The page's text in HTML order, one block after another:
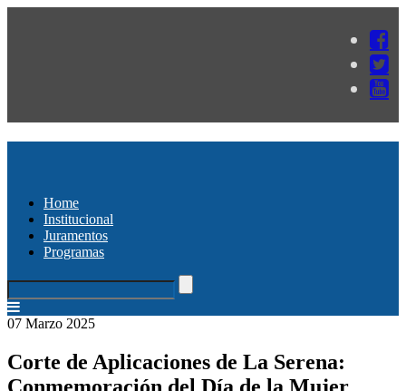
Home
Institucional
Juramentos
Programas
07 Marzo 2025
Corte de Aplicaciones de La Serena:
Conmemoración del Día de la Mujer